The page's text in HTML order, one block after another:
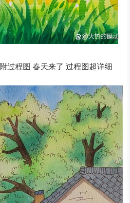
过程图 春天来了 过程图超详细